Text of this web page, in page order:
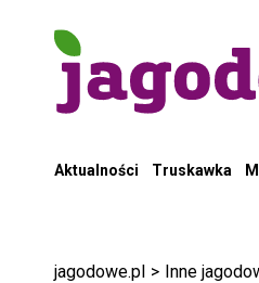
Aktualności Truskawka
jagodowe.pl > Inne